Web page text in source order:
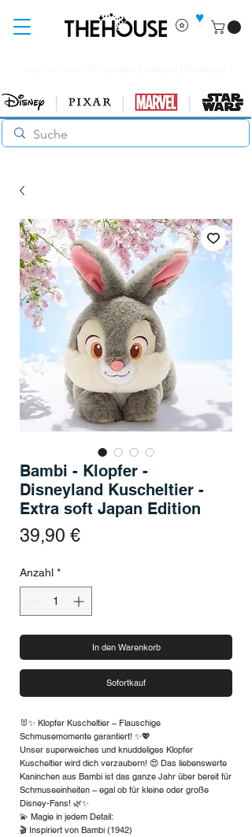
♥
Bambi - Klopfer -
Disneyland Kuscheltier -
Extra soft Japan Edition
39,90 €Preis
Anzahl *
In den Warenkorb
Sofortkauf
🐰✨ Klopfer Kuscheltier – Flauschige
Schmusemomente garantiert! ✨💖
Unser superweiches und knuddeliges Klopfer
Kuscheltier wird dich verzaubern! 😍 Das liebenswerte
Kaninchen aus Bambi ist das ganze Jahr über bereit für
Schmuseeinheiten – egal ob für kleine oder große
Disney-Fans! 🌿✨
💫 Magie in jedem Detail:
🎬 Inspiriert von Bambi (1942)